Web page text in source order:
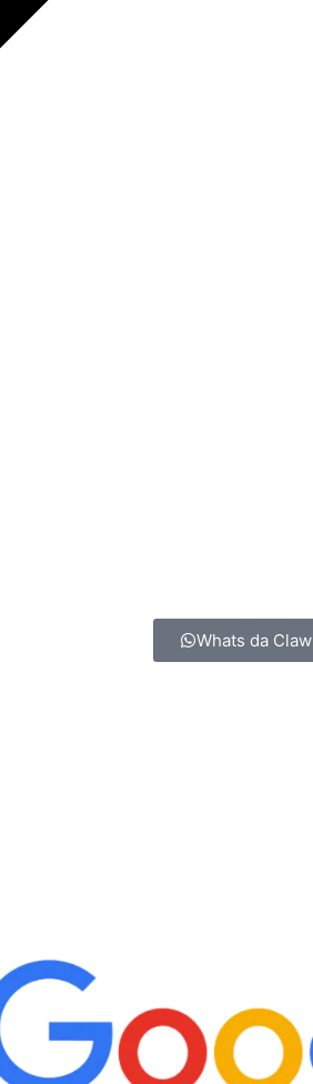
Whats da Claw